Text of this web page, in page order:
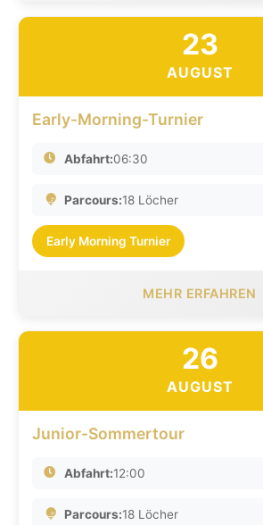
23
AUGUST
Early-Morning-Turnier
Abfahrt:06:30
Parcours:18 Löcher
Early Morning Turnier
MEHR ERFAHREN
26
AUGUST
Junior-Sommertour
Abfahrt:12:00
Parcours:18 Löcher